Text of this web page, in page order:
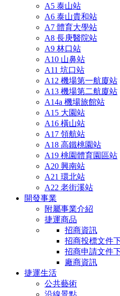
A5 泰山站
A6 泰山貴和站
A7 體育大學站
A8 長庚醫院站
A9 林口站
A10 山鼻站
A11 坑口站
A12 機場第一航廈站
A13 機場第二航廈站
A14a 機場旅館站
A15 大園站
A16 橫山站
A17 領航站
A18 高鐵桃園站
A19 桃園體育園區站
A20 興南站
A21 環北站
A22 老街溪站
開發事業
附屬事業介紹
捷運商品
招商資訊
招商投標文件
招商申請文件
廠商資訊
捷運生活
公共藝術
沿線景點